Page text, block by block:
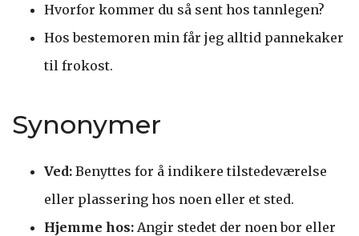
Hvorfor kommer du så sent hos tannlegen?
Hos bestemoren min får jeg alltid pannekaker
til frokost.
Synonymer
Ved: Benyttes for å indikere tilstedeværelse
eller plassering hos noen eller et sted.
Hjemme hos: Angir stedet der noen bor eller